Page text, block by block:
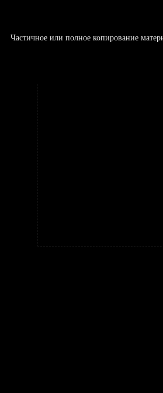
Частичное или полное копирование